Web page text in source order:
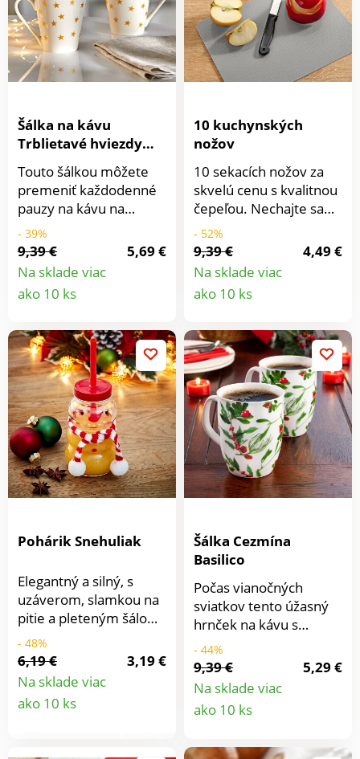
Šálka na kávu
Trblietavé hviezdy
Basilico
Touto šálkou môžete
premeniť každodenné
pauzy na kávu na
hviezdne okamihy.
- 39%
9,39 €
5,69 €
Na sklade viac
ako 10 ks
10 kuchynských
nožov
10 sekacích nožov za
skvelú cenu s kvalitnou
čepeľou. Nechajte sa
prekvapiť, akú farbu
sme pre Vás vybrali.
- 52%
9,39 €
4,49 €
Na sklade viac
ako 10 ks
Pohárik Snehuliak
Elegantný a silný, s
uzáverom, slamkou na
pitie a pleteným šálom:
tento vtipný snehuliak
je pohárik na pitie.
Pomarančový džús a
iné dobroty z neho
chutia obzvlášť dobre -
- 48%
6,19 €
3,19 €
Na sklade viac
ako 10 ks
Šálka Cezmína
Basilico
Počas vianočných
sviatkov tento úžasný
hrnček na kávu s
potlačou bobúľ a
cezmíny podtrhne
slávnostnú náladu.
- 44%
9,39 €
5,29 €
Na sklade viac
ako 10 ks